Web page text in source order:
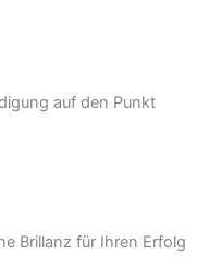
auf den Punkt
Brillanz für Ihren Erfolg